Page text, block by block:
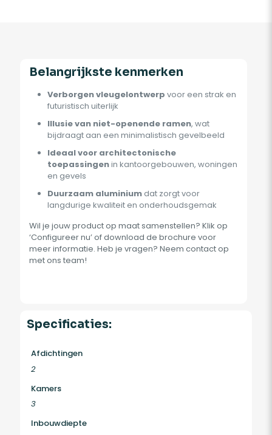
Belangrijkste kenmerken
Verborgen vleugelontwerp voor een strak en
futuristisch uiterlijk
Illusie van niet-openende ramen, wat
bijdraagt aan een minimalistisch gevelbeeld
Ideaal voor architectonische
toepassingenin kantoorgebouwen, woningen
en gevels
Duurzaam aluminiumdat zorgt voor
langdurige kwaliteit en onderhoudsgemak
Wil je jouw product op maat samenstellen? Klik op
‘Configureer nu’ of download de brochure voor
meer informatie. Heb je vragen? Neem contact op
met ons team!
Specificaties:
Afdichtingen
2
Kamers
3
Inbouwdiepte